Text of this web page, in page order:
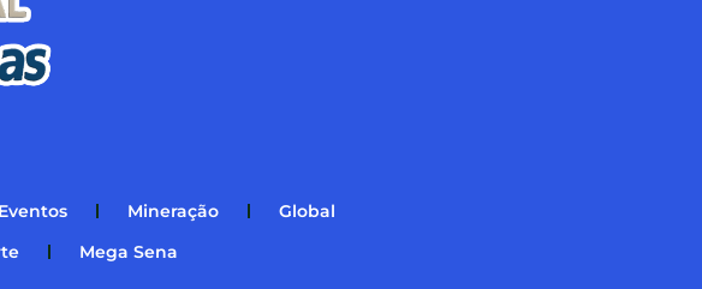
Eventos Mineração
Global
Mega Sena